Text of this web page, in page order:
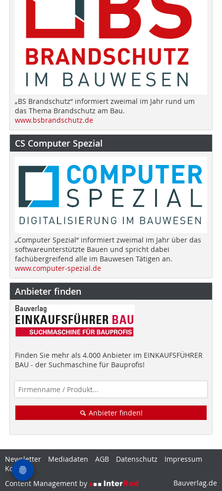
„BS Brandschutz“ informiert zweimal im Jahr rund um
das Thema Brandschutz am Bau.
www.bsbrandschutz.de
CS Computer Spezial
„Computer Spezial“ informiert zweimal im Jahr über das
softwareunterstützte Bauen und spricht dabei
fachübergreifend alle im Bauwesen Tätigen an.
www.computer-spezial.de
Anbieter finden
Finden Sie mehr als 4.000 Anbieter im EINKAUFSFÜHRER
BAU - der Suchmaschine für Bauprofis!
Anbieter finden!
Newsletter Mediadaten AGB Datenschutz
Impressum
Kontakt
Content Management by
Bauverlag.de